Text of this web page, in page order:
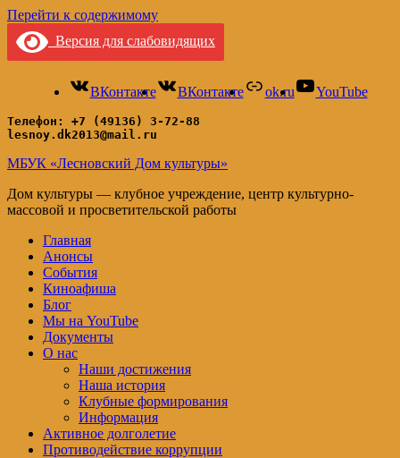
Перейти к содержимому
Версия для слабовидящих
ВКонтакте ВКонтакте ok.ru YouTube
Телефон: +7 (49136) 3-72-88
lesnoy.dk2013@mail.ru
МБУК «Лесновский Дом культуры»
Дом культуры — клубное учреждение, центр культурно-
массовой и просветительской работы
Главная
Анонсы
События
Киноафиша
Блог
Мы на YouTube
Документы
О нас
Наши достижения
Наша история
Клубные формирования
Информация
Активное долголетие
Противодействие коррупции